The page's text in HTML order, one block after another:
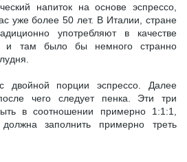
напиток на основе эспрессо,
уже более 50 лет. В Италии, стране
употребляют в качестве
и там было бы немного странно
двойной порции эспрессо. Далее
чего следует пенка. Эти три
в соотношении примерно 1:1:1,
заполнить примерно треть